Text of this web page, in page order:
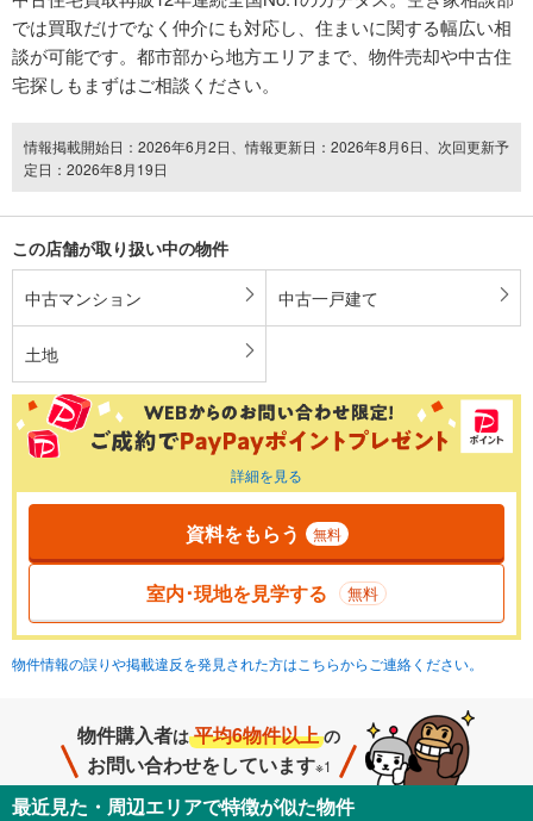
では買取だけでなく仲介にも対応し、住まいに関する幅広い相
談が可能です。都市部から地方エリアまで、物件売却や中古住
宅探しもまずはご相談ください。
情報掲載開始日：2026年6月2日、情報更新日：2026年8月6日、次回更新予
定日：2026年8月19日
この店舗が取り扱い中の物件
中古マンション 中古一戸建て
土地
詳細を見る
資料をもらう 無料
室内･現地を見学する 無料
物件情報の誤りや掲載違反を発見された方はこちらからご連絡ください。
物件購入者は 平均6物件以上 の
お問い合わせをしています※1
最近見た・周辺エリアで特徴が似た物件